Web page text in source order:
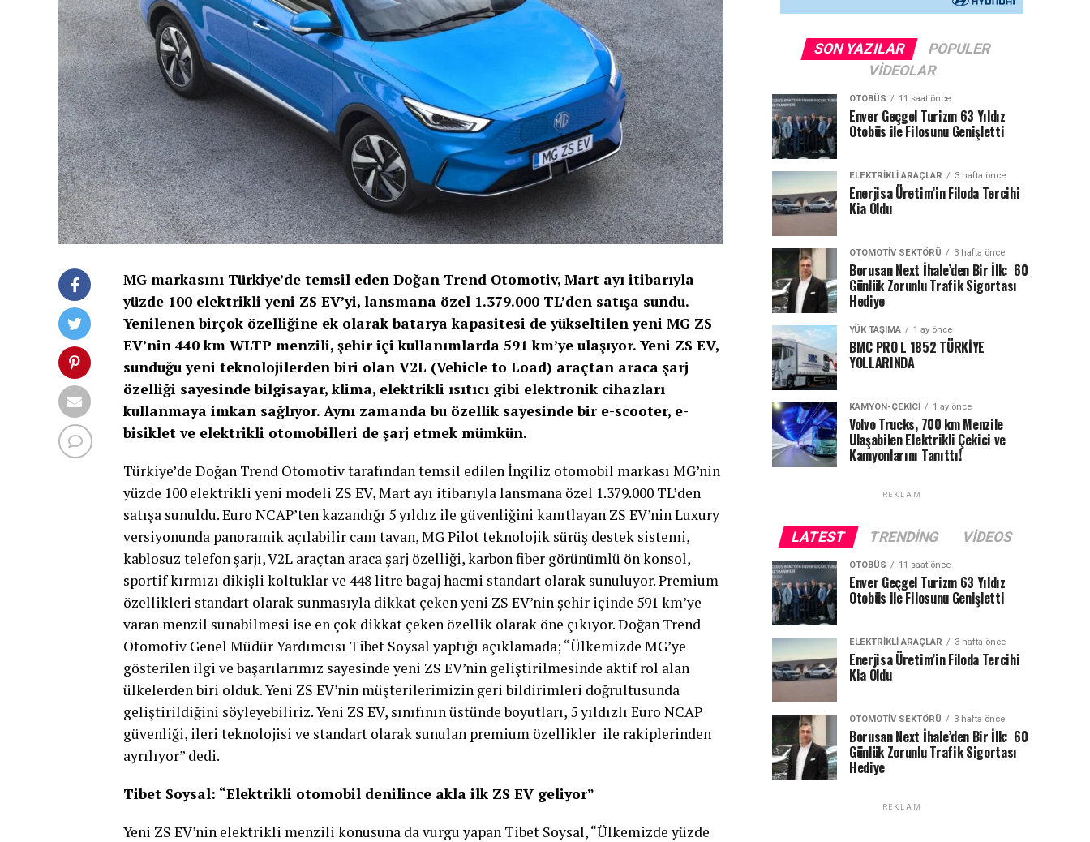
MG markasını Türkiye’de temsil eden Doğan Trend Otomotiv, Mart ayı itibarıyla
yüzde 100 elektrikli yeni ZS EV’yi, lansmana özel 1.379.000 TL’den satışa sundu.
Yenilenen birçok özelliğine ek olarak batarya kapasitesi de yükseltilen yeni MG ZS
EV’nin 440 km WLTP menzili, şehir içi kullanımlarda 591 km’ye ulaşıyor. Yeni ZS EV,
sunduğu yeni teknolojilerden biri olan V2L (Vehicle to Load) araçtan araca şarj
özelliği sayesinde bilgisayar, klima, elektrikli ısıtıcı gibi elektronik cihazları
kullanmaya imkan sağlıyor. Aynı zamanda bu özellik sayesinde bir e-scooter, e-
bisiklet ve elektrikli otomobilleri de şarj etmek mümkün.
Türkiye’de Doğan Trend Otomotiv tarafından temsil edilen İngiliz otomobil markası MG’nin
yüzde 100 elektrikli yeni modeli ZS EV, Mart ayı itibarıyla lansmana özel 1.379.000 TL’den
satışa sunuldu. Euro NCAP’ten kazandığı 5 yıldız ile güvenliğini kanıtlayan ZS EV’nin Luxury
versiyonunda panoramik açılabilir cam tavan, MG Pilot teknolojik sürüş destek sistemi,
kablosuz telefon şarjı, V2L araçtan araca şarj özelliği, karbon fiber görünümlü ön konsol,
sportif kırmızı dikişli koltuklar ve 448 litre bagaj hacmi standart olarak sunuluyor. Premium
özellikleri standart olarak sunmasıyla dikkat çeken yeni ZS EV’nin şehir içinde 591 km’ye
varan menzil sunabilmesi ise en çok dikkat çeken özellik olarak öne çıkıyor. Doğan Trend
Otomotiv Genel Müdür Yardımcısı Tibet Soysal yaptığı açıklamada; “Ülkemizde MG’ye
gösterilen ilgi ve başarılarımız sayesinde yeni ZS EV’nin geliştirilmesinde aktif rol alan
ülkelerden biri olduk. Yeni ZS EV’nin müşterilerimizin geri bildirimleri doğrultusunda
geliştirildiğini söyleyebiliriz. Yeni ZS EV, sınıfının üstünde boyutları, 5 yıldızlı Euro NCAP
güvenliği, ileri teknolojisi ve standart olarak sunulan premium özellikler ile rakiplerinden
ayrılıyor” dedi.
Tibet Soysal: “Elektrikli otomobil denilince akla ilk ZS EV geliyor”
Yeni ZS EV’nin elektrikli menzili konusuna da vurgu yapan Tibet Soysal, “Ülkemizde yüzde
SON YAZILAR
POPULER
VIDEOLAR
OTOBÜS 11 saat önce
Enver Geçgel Turizm 63 Yıldız
Otobüs ile Filosunu Genişletti
ELEKTRIKLI ARAÇLAR 3 hafta önce
Enerjisa Üretim’in Filoda Tercihi
Kia Oldu
OTOMOTIV SEKTÖRÜ 3 hafta önce
Borusan Next İhale’den Bir İlk: 60
Günlük Zorunlu Trafik Sigortası
Hediye
YÜK TAŞIMA 1 ay önce
BMC PRO L 1852 TÜRKİYE
YOLLARINDA
KAMYON-ÇEKICI 1 ay önce
Volvo Trucks, 700 km Menzile
Ulaşabilen Elektrikli Çekici ve
Kamyonlarını Tanıttı!
REKLAM
LATEST TRENDING VIDEOS
OTOBÜS 11 saat önce
Enver Geçgel Turizm 63 Yıldız
Otobüs ile Filosunu Genişletti
ELEKTRIKLI ARAÇLAR 3 hafta önce
Enerjisa Üretim’in Filoda Tercihi
Kia Oldu
OTOMOTIV SEKTÖRÜ 3 hafta önce
Borusan Next İhale’den Bir İlk: 60
Günlük Zorunlu Trafik Sigortası
Hediye
REKLAM